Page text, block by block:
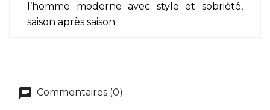
l’homme moderne avec style et sobriété,
saison après saison.
Commentaires (0)